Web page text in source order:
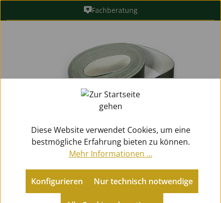
Zum Hauptinhalt springenFachberatung
Metallblasinstrumente Handschutz
Diese Website verwendet Cookies, um eine
bestmögliche Erfahrung bieten zu können.
Mehr Informationen ...
Konfigurieren Nur technisch notwendige